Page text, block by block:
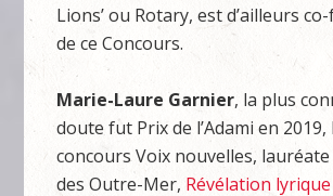
Lions’ ou Rotary, est d’ailleurs
de ce Concours.
Marie-Laure Garnier, la plus
doute fut Prix de l’Adami en
concours Voix nouvelles, lauréate
des Outre-Mer, Révélation